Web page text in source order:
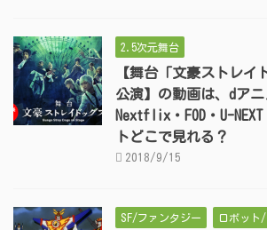
2.5次元舞台
【舞台「文豪ストレイ
公演】の動画は、dアニ
Nextflix・FOD・U-
トどこで見れる？
2018/9/15
SF/ファンタジー ロボット